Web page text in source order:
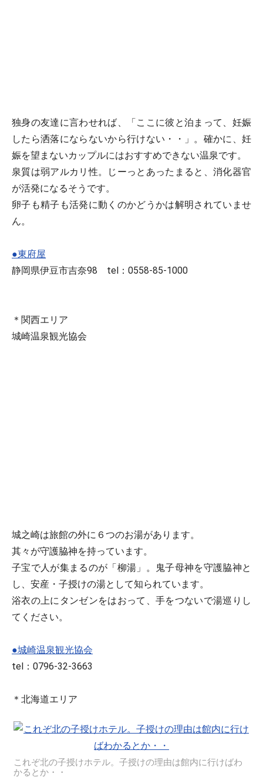
独身の友達に言わせれば、「ここに彼と泊まって、妊娠
したら洒落にならないから行けない・・」。確かに、妊
娠を望まないカップルにはおすすめできない温泉です。
泉質は弱アルカリ性。じーっとあったまると、消化器官
が活発になるそうです。
卵子も精子も活発に動くのかどうかは解明されていませ
ん。
●東府屋
静岡県伊豆市吉奈98 tel：0558-85-1000
＊関西エリア
城崎温泉観光協会
城之崎は旅館の外に６つのお湯があります。
其々が守護脇神を持っています。
子宝で人が集まるのが「柳湯」。鬼子母神を守護脇神と
し、安産・子授けの湯として知られています。
浴衣の上にタンゼンをはおって、手をつないで湯巡りし
てください。
●城崎温泉観光協会
tel：0796-32-3663
＊北海道エリア
これぞ北の子授けホテル。子授けの理由は館内に行けばわ
かるとか・・